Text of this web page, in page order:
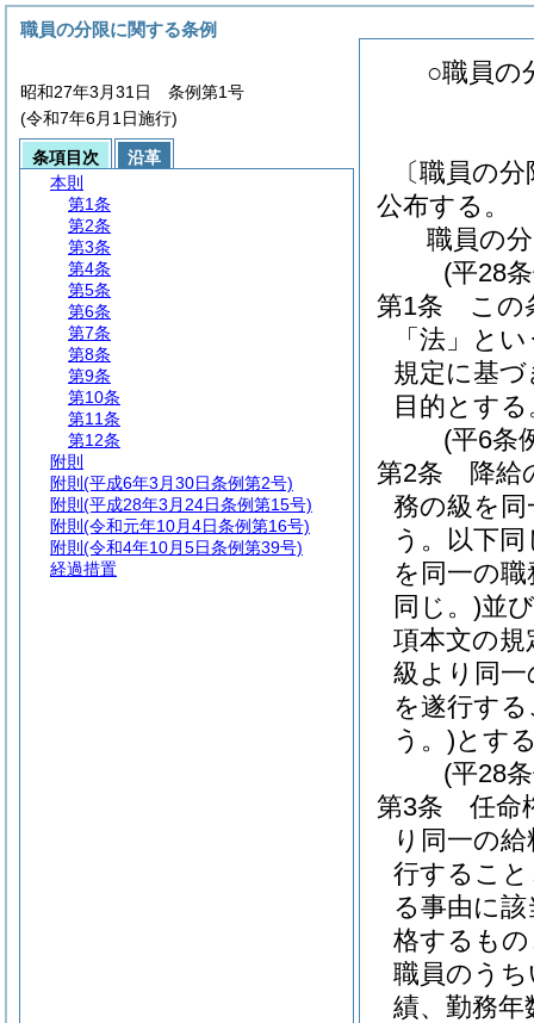
○職員の
〔職員の
公布する。
職員の
(平28
第1条
この
「法」と
規定に基
目的とする
(平6条
第2条
降給
務の級を
う。以下同
を同一の
同じ。)並
項本文の
級より同
を遂行す
う。)とす
(平28
第3条
任命
り同一の
行するこ
る事由に
格するも
職員のう
績、勤務
職員の分限に関する条例
昭和27年3月31日 条例第1号
(令和7年6月1日施行)
条項目次
沿革
本則
第1条
第2条
第3条
第4条
第5条
第6条
第7条
第8条
第9条
第10条
第11条
第12条
附則
附則 (平成6年3月30日条例第2号)
附則 (平成28年3月24日条例第15号)
附則 (令和元年10月4日条例第16号)
附則 (令和4年10月5日条例第39号)
経過措置